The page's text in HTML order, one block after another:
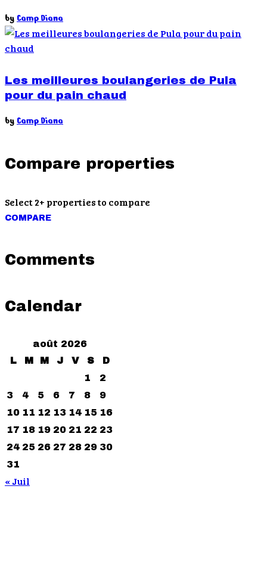
by Camp Diana
Les meilleures boulangeries de Pula
pour du pain chaud
by Camp Diana
Compare properties
Select 2+ properties to compare
COMPARE
Comments
Calendar
août 2026
L
M M J V S
D
1
2
3
4 5 6 7 8
9
10 11 12 13 14 15 16
17 18 19 20 21 22 23
24 25 26 27 28 29 30
31
« Juil